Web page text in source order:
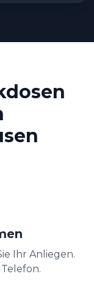
Ihr Anliegen.